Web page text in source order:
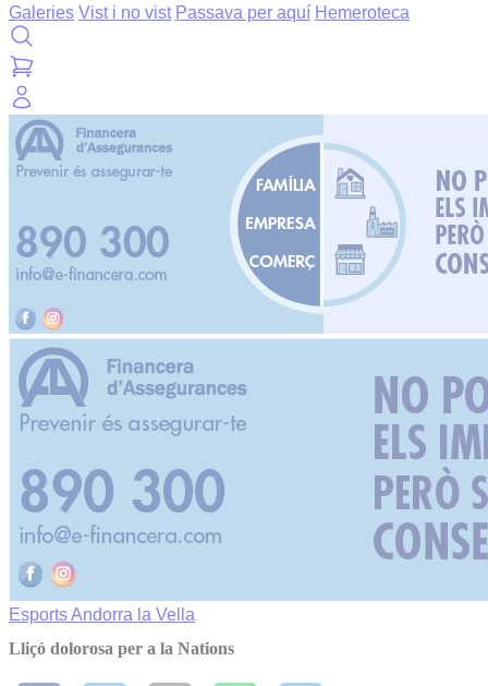
Galeries Vist i no vist Passava per aquí Hemeroteca
EsportsAndorra la Vella
Lliçó dolorosa per a la Nations